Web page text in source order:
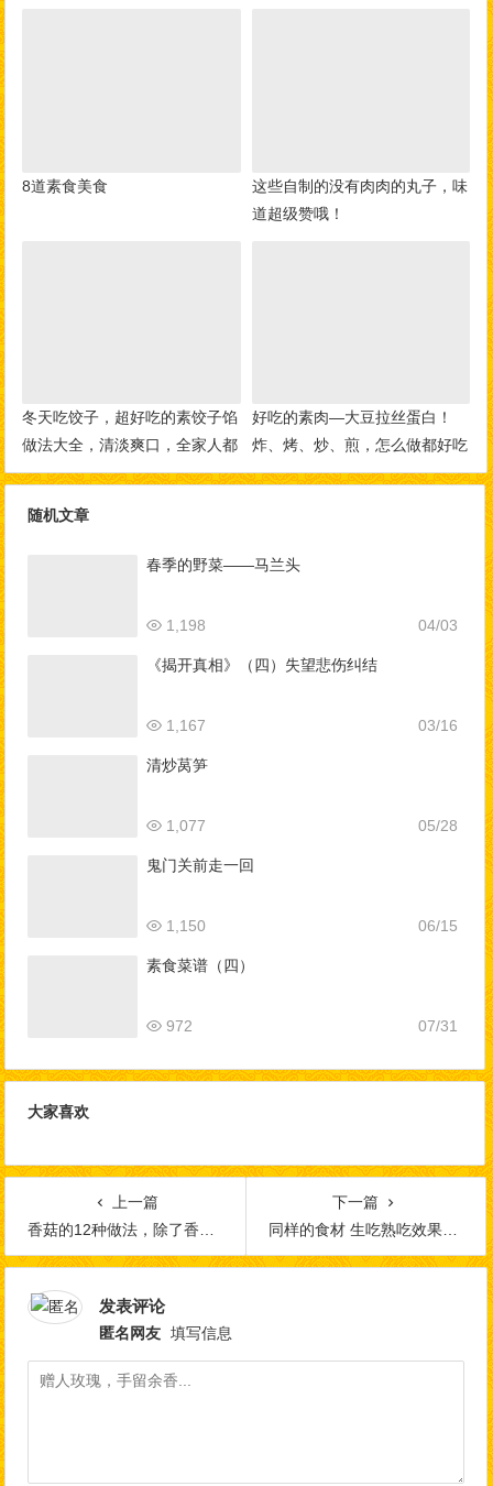
8道素食美食
这些自制的没有肉肉的丸子，味
道超级赞哦！
冬天吃饺子，超好吃的素饺子馅
做法大全，清淡爽口，全家人都
爱吃！
好吃的素肉—大豆拉丝蛋白！
炸、烤、炒、煎，怎么做都好吃
随机文章
春季的野菜——马兰头
04/03
1,198
《揭开真相》（四）失望悲伤纠结
03/16
1,167
清炒莴笋
05/28
1,077
鬼门关前走一回
06/15
1,150
素食菜谱（四）
07/31
972
大家喜欢
上一篇
香菇的12种做法，除了香还是香~
下一篇
同样的食材 生吃熟吃效果大不同
发表评论
匿名网友 填写信息